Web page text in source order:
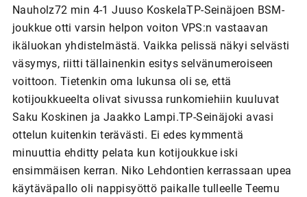
Nauholz72 min 4-1 Juuso KoskelaTP-Seinäjoen BSM-
joukkue otti varsin helpon voiton VPS:n vastaavan
ikäluokan yhdistelmästä. Vaikka pelissä näkyi selvästi
väsymys, riitti tällainenkin esitys selvänumeroiseen
voittoon. Tietenkin oma lukunsa oli se, että
kotijoukkueelta olivat sivussa runkomiehiin kuuluvat
Saku Koskinen ja Jaakko Lampi.TP-Seinäjoki avasi
ottelun kuitenkin terävästi. Ei edes kymmentä
minuuttia ehditty pelata kun kotijoukkue iski
ensimmäisen kerran. Niko Lehdontien kerrassaan upea
käytäväpallo oli nappisyöttö paikalle tulleelle Teemu